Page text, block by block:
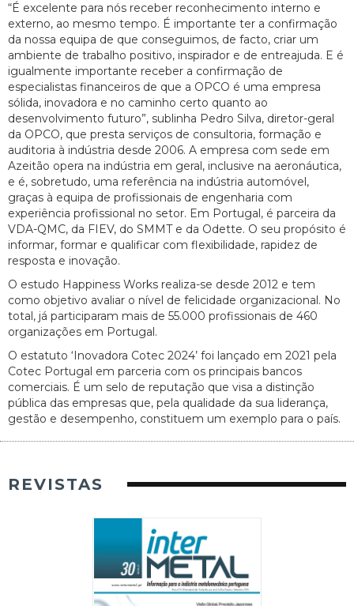
“É excelente para nós receber reconhecimento interno e
externo, ao mesmo tempo. É importante ter a confirmação
da nossa equipa de que conseguimos, de facto, criar um
ambiente de trabalho positivo, inspirador e de entreajuda. E é
igualmente importante receber a confirmação de
especialistas financeiros de que a OPCO é uma empresa
sólida, inovadora e no caminho certo quanto ao
desenvolvimento futuro”, sublinha Pedro Silva, diretor-geral
da OPCO, que presta serviços de consultoria, formação e
auditoria à indústria desde 2006. A empresa com sede em
Azeitão opera na indústria em geral, inclusive na aeronáutica,
e é, sobretudo, uma referência na indústria automóvel,
graças à equipa de profissionais de engenharia com
experiência profissional no setor. Em Portugal, é parceira da
VDA-QMC, da FIEV, do SMMT e da Odette. O seu propósito é
informar, formar e qualificar com flexibilidade, rapidez de
resposta e inovação.
O estudo Happiness Works realiza-se desde 2012 e tem
como objetivo avaliar o nível de felicidade organizacional. No
total, já participaram mais de 55.000 profissionais de 460
organizações em Portugal.
O estatuto ‘Inovadora Cotec 2024’ foi lançado em 2021 pela
Cotec Portugal em parceria com os principais bancos
comerciais. É um selo de reputação que visa a distinção
pública das empresas que, pela qualidade da sua liderança,
gestão e desempenho, constituem um exemplo para o país.
REVISTAS